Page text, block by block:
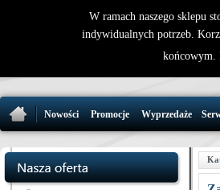
Nowości Promocje Wyprzedaże
W ramach naszego sklepu
indywidualnych potrzeb.
końcowym.